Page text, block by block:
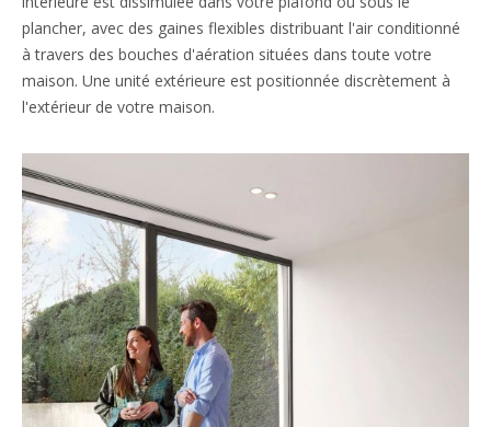
plancher, avec des gaines flexibles distribuant l'air conditionné
à travers des bouches d'aération situées dans toute votre
maison. Une unité extérieure est positionnée discrètement à
l'extérieur de votre maison.